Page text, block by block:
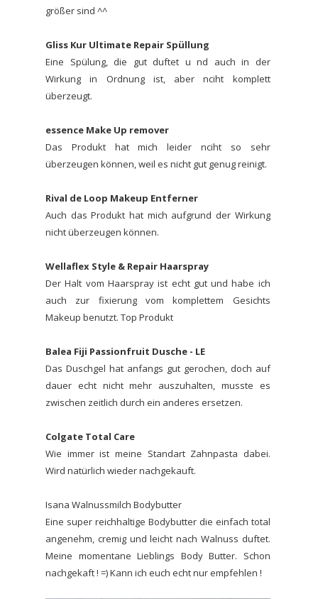
größer sind ^^
Gliss Kur Ultimate Repair Spüllung
Eine Spülung, die gut duftet u nd auch in der
Wirkung in Ordnung ist, aber nciht komplett
überzeugt.
essence Make Up remover
Das Produkt hat mich leider nciht so sehr
überzeugen können, weil es nicht gut genug reinigt.
Rival de Loop Makeup Entferner
Auch das Produkt hat mich aufgrund der Wirkung
nicht überzeugen können.
Wellaflex Style & Repair Haarspray
Der Halt vom Haarspray ist echt gut und habe ich
auch zur fixierung vom komplettem Gesichts
Makeup benutzt. Top Produkt
Balea Fiji Passionfruit Dusche - LE
Das Duschgel hat anfangs gut gerochen, doch auf
dauer echt nicht mehr auszuhalten, musste es
zwischen zeitlich durch ein anderes ersetzen.
Colgate Total Care
Wie immer ist meine Standart Zahnpasta dabei.
Wird natürlich wieder nachgekauft.
Isana Walnussmilch Bodybutter
Eine super reichhaltige Bodybutter die einfach total
angenehm, cremig und leicht nach Walnuss duftet.
Meine momentane Lieblings Body Butter. Schon
nachgekaft ! =) Kann ich euch echt nur empfehlen !